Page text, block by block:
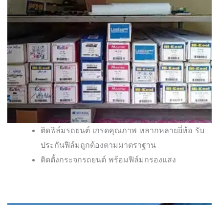
ติดฟิล์มรถยนต์ เกรดคุณภาพ หลากหลายยี่ห้อ รับ
ประกันฟิล์มถูกต้องตามมาตราฐาน
ติดตั้งกระจกรถยนต์ พร้อมฟิล์มกรองแสง